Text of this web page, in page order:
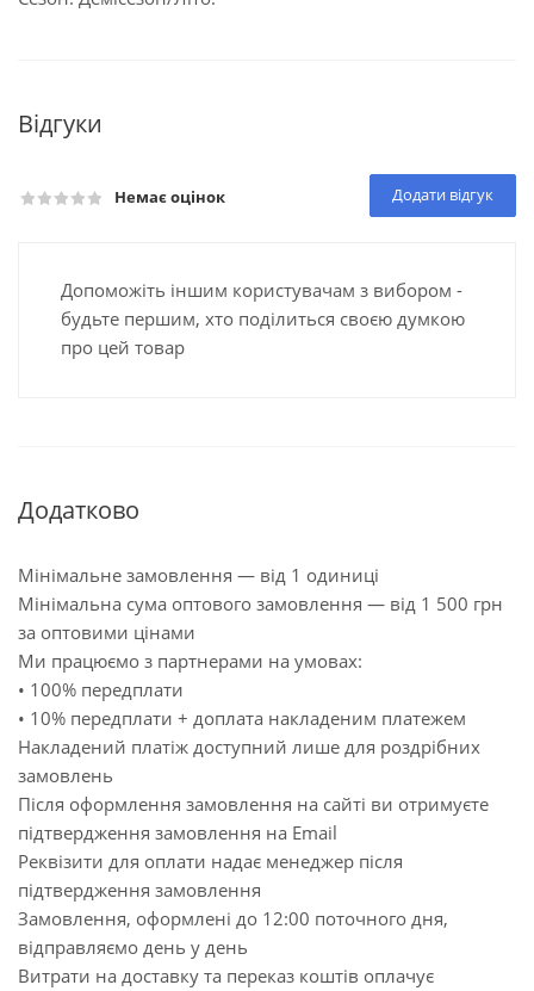
Відгуки
Немає оцінок Додати відгук
Допоможіть іншим користувачам з вибором -
будьте першим, хто поділиться своєю думкою
про цей товар
Додатково
Мінімальне замовлення — від 1 одиниці
Мінімальна сума оптового замовлення — від 1 500 грн
за оптовими цінами
Ми працюємо з партнерами на умовах:
• 100% передплати
• 10% передплати + доплата накладеним платежем
Накладений платіж доступний лише для роздрібних
замовлень
Після оформлення замовлення на сайті ви отримуєте
підтвердження замовлення на Email
Реквізити для оплати надає менеджер після
підтвердження замовлення
Замовлення, оформлені до 12:00 поточного дня,
відправляємо день у день
Витрати на доставку та переказ коштів оплачує